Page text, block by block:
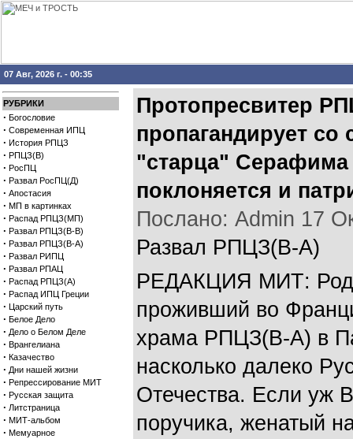
07 Авг, 2026 г. - 00:35
РУБРИКИ
· Богословие
· Современная ИПЦ
· История РПЦЗ
· РПЦЗ(В)
· РосПЦ
· Развал РосПЦ(Д)
· Апостасия
· МП в картинках
· Распад РПЦЗ(МП)
· Развал РПЦЗ(В-В)
· Развал РПЦЗ(В-А)
· Развал РИПЦ
· Развал РПАЦ
· Распад РПЦЗ(А)
· Распад ИПЦ Греции
· Царский путь
· Белое Дело
· Дело о Белом Деле
· Врангелиана
· Казачество
· Дни нашей жизни
· Репрессирование МИТ
· Русская защита
· Литстраница
· МИТ-альбом
· Мемуарное
Протопресвитер
пропагандирует со
"старца"
поклоняется и
Послано: Admin 17
Развал РПЦЗ(В-А)
РЕДАКЦИЯ МИТ:
проживший во
храма РПЦЗ(В-А) в
насколько далеко
Отечества. Если уж
поручика, женатый